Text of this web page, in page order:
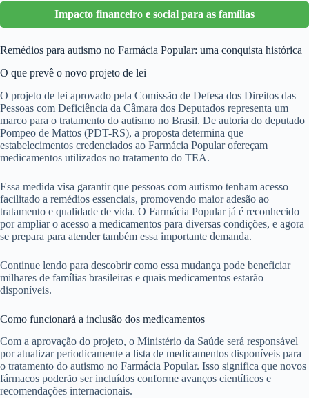
Impacto financeiro e social para as famílias
Remédios para autismo no Farmácia Popular: uma conquista histórica
O que prevê o novo projeto de lei
O projeto de lei aprovado pela Comissão de Defesa dos Direitos das
Pessoas com Deficiência da Câmara dos Deputados representa um
marco para o tratamento do autismo no Brasil. De autoria do deputado
Pompeo de Mattos (PDT-RS), a proposta determina que
estabelecimentos credenciados ao Farmácia Popular ofereçam
medicamentos utilizados no tratamento do TEA.
Essa medida visa garantir que pessoas com autismo tenham acesso
facilitado a remédios essenciais, promovendo maior adesão ao
tratamento e qualidade de vida. O Farmácia Popular já é reconhecido
por ampliar o acesso a medicamentos para diversas condições, e agora
se prepara para atender também essa importante demanda.
Continue lendo para descobrir como essa mudança pode beneficiar
milhares de famílias brasileiras e quais medicamentos estarão
disponíveis.
Como funcionará a inclusão dos medicamentos
Com a aprovação do projeto, o Ministério da Saúde será responsável
por atualizar periodicamente a lista de medicamentos disponíveis para
o tratamento do autismo no Farmácia Popular. Isso significa que novos
fármacos poderão ser incluídos conforme avanços científicos e
recomendações internacionais.